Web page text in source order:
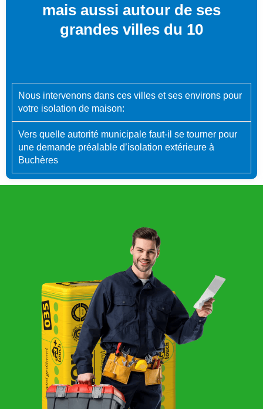
mais aussi autour de ses
grandes villes du 10
Nous intervenons dans ces villes et ses environs pour
votre isolation de maison:
Vers quelle autorité municipale faut-il se tourner pour
une demande préalable d’isolation extérieure à
Buchères